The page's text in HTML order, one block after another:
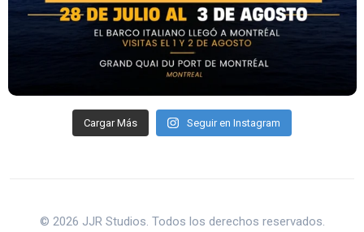
Cargar Más Seguir en Instagram
© 2026 JJR Studios. Todos los derechos reservados.